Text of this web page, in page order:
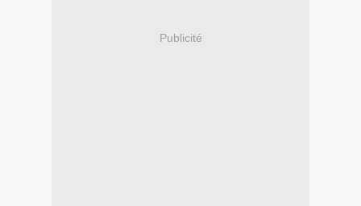
Publicité